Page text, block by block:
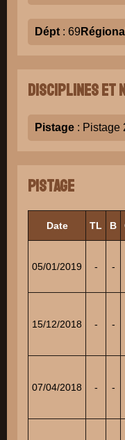
Dépt : 69
Disciplines et
Pistage : Pistage
Pistage
Date TL B
05/01/2019 - -
15/12/2018 - -
07/04/2018 - -